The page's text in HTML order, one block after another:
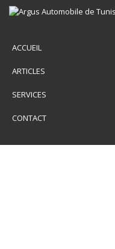
ACCUEIL
ARTICLES
SERVICES
CONTACT